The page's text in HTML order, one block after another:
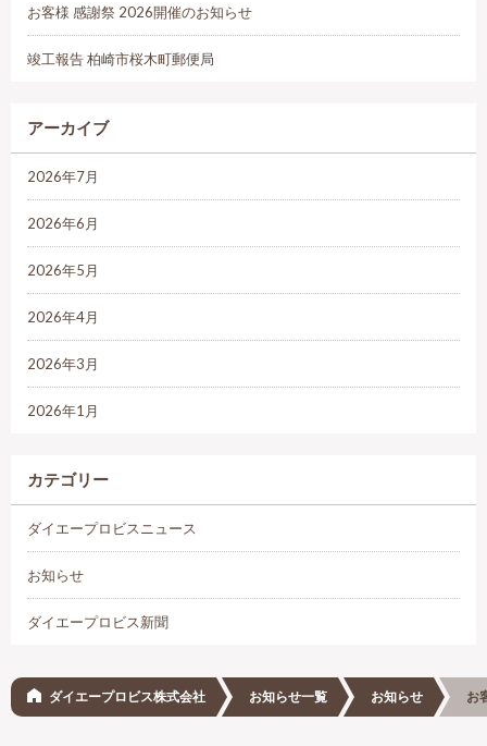
お客様 感謝祭 2026開催のお知らせ
竣工報告 柏崎市桜木町郵便局
アーカイブ
2026年7月
2026年6月
2026年5月
2026年4月
2026年3月
2026年1月
カテゴリー
ダイエープロビスニュース
お知らせ
ダイエープロビス新聞
ダイエープロビス株式会社 お知らせ一覧 お知らせ お